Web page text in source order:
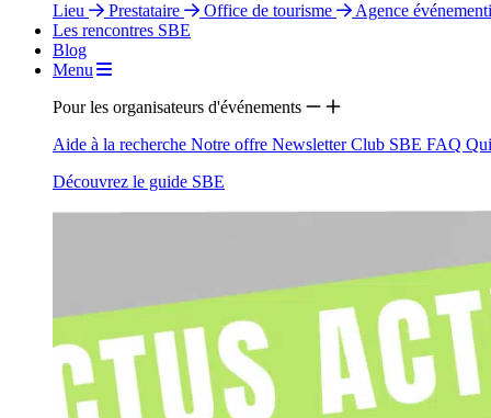
Lieu
Prestataire Office de tourisme
Agence
Les rencontres SBE
Blog
Menu
Pour les organisateurs d'événements
Aide à la recherche Notre offre NewsletterClub SBE FAQ
Découvrez le guide SBE